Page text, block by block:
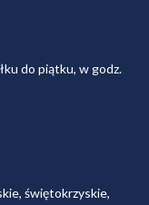
do piątku, w godz.
świętokrzyskie,